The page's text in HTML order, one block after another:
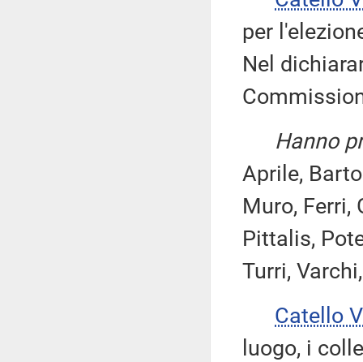
per
Nel
Hanno
Aprile,
Muro, Ferri,
Pittalis,
Turri,
Catello
luogo, i